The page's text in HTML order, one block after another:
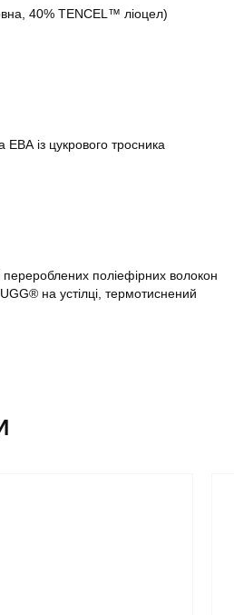
40% TENCEL™ ліоцел)
із цукрового тросника
перероблених поліефірних волокон
на устілці, термотиснений